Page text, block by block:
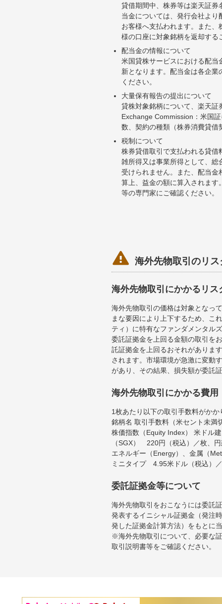
貸借期間中、株券等は楽天証
当金については、発行会社よ
お客様へ支払われます。また
様の口座に対象銘柄を返却す
配当金の情報について
米国貸株サービスにおける配当
新となります。配当金は各企
ください。
大量保有報告の提出について
貸株対象銘柄について、楽天
Exchange Commission：米国
数、契約の種類（株券消費貸
税制について
株券貸借取引で支払われる貸
雑所得又は事業所得として、
受けられません。また、配当
算上、益金の額に算入されま
等の専門家にご確認ください。
 海外先物取引のリ
海外先物取引にかかるリス
海外先物取引の価格は対象となっ
まな要因により上下するため、こ
ティ）に特有なファンダメンタル
委託証拠金を上回る金額の取引を
託証拠金を上回るおそれがありま
されます。市場環境が急激に変動
があり、その結果、損失額が委託
海外先物取引にかかる費用
1枚あたり以下の取引手数料がかか
銘柄名 取引手数料（米セント未満
株価指数（Equity Index） 米ド
（SGX） 220円（税込）／枚、
エネルギー（Energy）、金属（
ミニタイプ 4.95米ドル（税込）
委託証拠金等について
海外先物取引をおこなうには委託
発表するイニシャル証拠金（発注
発した証拠金計算方法）をもとに
※海外先物取引について、必要な
取引説明書等をご確認ください。